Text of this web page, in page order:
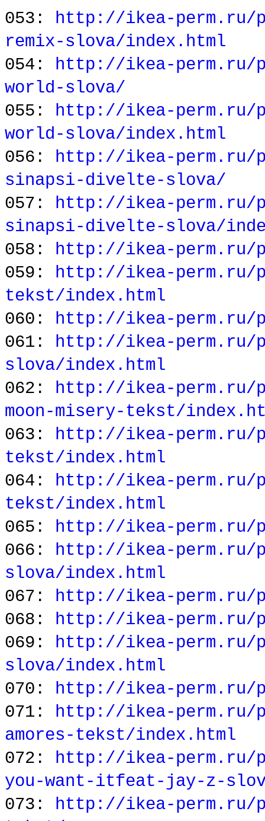
053: http://ikea-perm.ru/
remix-slova/index.html
054: http://ikea-perm.ru/
world-slova/
055: http://ikea-perm.ru/
world-slova/index.html
056: http://ikea-perm.ru/
sinapsi-divelte-slova/
057: http://ikea-perm.ru/
sinapsi-divelte-slova/
058: http://ikea-perm.ru/
059: http://ikea-perm.ru/
tekst/index.html
060: http://ikea-
061: http://ikea-
slova/index.html
062: http://ikea-perm.ru/
moon-misery-tekst/
063: http://ikea-perm.ru/
tekst/index.html
064: http://ikea-perm.ru/
tekst/index.html
065: http://ikea-perm.ru/
066: http://ikea-perm.ru/
slova/index.html
067: http://ikea-perm.ru/
068: http://ikea-perm.ru/
069: http://ikea-perm.ru/
slova/index.html
070: http://ikea-perm.ru/
071: http://ikea-perm.ru/
amores-tekst/index.html
072: http://ikea-perm.ru/
you-want-itfeat-jay-z-
073: http://ikea-perm.ru/